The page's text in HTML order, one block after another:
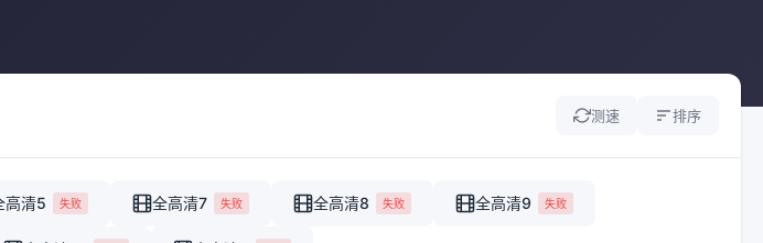
测速 排序
高清5 失败 全高清7 失败 全高清8 失败 全高清9 失败